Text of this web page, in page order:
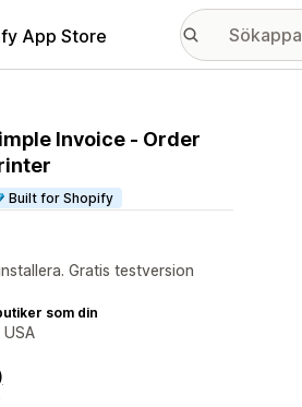
App Store
Invoice ‑ Order
Built for Shopify
Gratis testversion
som din